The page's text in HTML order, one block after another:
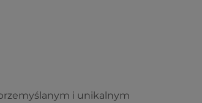
i unikalnym